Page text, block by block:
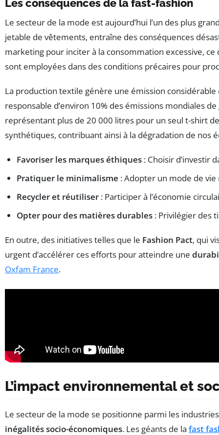
Les conséquences de la fast-fashion
Le secteur de la mode est aujourd’hui l’un des plus
jetable de vêtements, entraîne des conséquences
marketing pour inciter à la consommation excessive,
sont employées dans des conditions précaires pour
La production textile génère une émission
responsable d’environ 10% des émissions mondiales de
représentant plus de 20 000 litres pour un seul t-shirt
synthétiques, contribuant ainsi à la dégradation de nos
Favoriser les marques éthiques : Choisir d’investir
Pratiquer le minimalisme : Adopter un mode de
Recycler et réutiliser : Participer à l’économie
Opter pour des matières durables : Privilégier des
En outre, des initiatives telles que le Fashion Pact, qui
urgent d’accélérer ces efforts pour atteindre une
Oxfam France.
L’impact environnemental et
Le secteur de la mode se positionne parmi les
inégalités socio-économiques. Les géants de la fast